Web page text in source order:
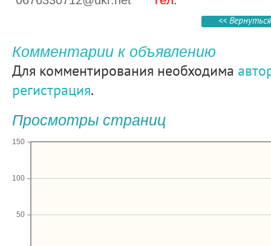
<<
Комментарии к объявлению
Для комментирования необходима
регистрация.
Просмотры страниц
50
100
150